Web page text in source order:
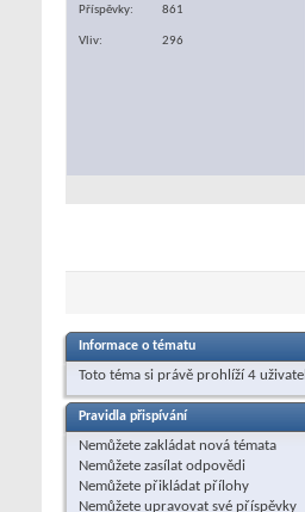
Příspěvky
861
Vliv 296
Informace o tématu
Toto téma si právě prohlíží 4
Pravidla přispívání
Nemůžete zakládat nová témata
Nemůžete zasílat odpovědi
Nemůžete přikládat přílohy
Nemůžete upravovat své příspěvky